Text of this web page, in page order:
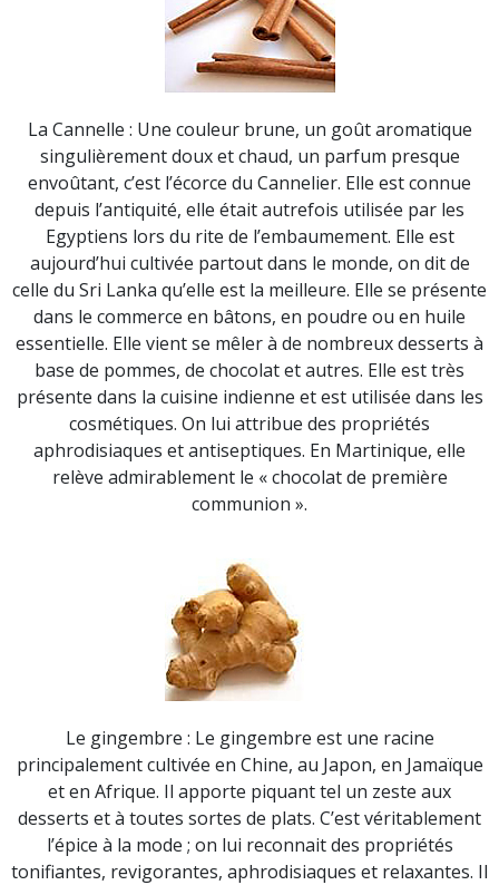
La Cannelle : Une couleur brune, un goût aromatique
singulièrement doux et chaud, un parfum presque
envoûtant, c’est l’écorce du Cannelier. Elle est connue
depuis l’antiquité, elle était autrefois utilisée par les
Egyptiens lors du rite de l’embaumement. Elle est
aujourd’hui cultivée partout dans le monde, on dit de
celle du Sri Lanka qu’elle est la meilleure. Elle se présente
dans le commerce en bâtons, en poudre ou en huile
essentielle. Elle vient se mêler à de nombreux desserts à
base de pommes, de chocolat et autres. Elle est très
présente dans la cuisine indienne et est utilisée dans les
cosmétiques. On lui attribue des propriétés
aphrodisiaques et antiseptiques. En Martinique, elle
relève admirablement le « chocolat de première
communion ».
Le gingembre : Le gingembre est une racine
principalement cultivée en Chine, au Japon, en Jamaïque
et en Afrique. Il apporte piquant tel un zeste aux
desserts et à toutes sortes de plats. C’est véritablement
l’épice à la mode ; on lui reconnait des propriétés
tonifiantes, revigorantes, aphrodisiaques et relaxantes. Il